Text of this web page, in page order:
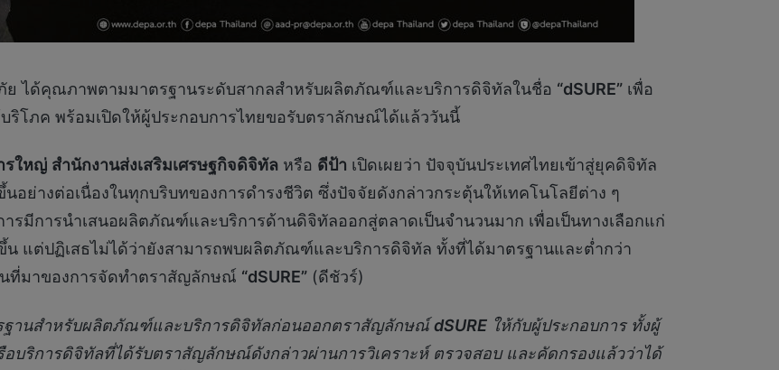
ได้คุณภาพตามมาตรฐานระดับสากลสำหรับผลิตภัณฑ์และบริการดิจิทัลในชื่อ “dSURE” เพื่อ
ริโภค พร้อมเปิดให้ผู้ประกอบการไทยขอรับตราลักษณ์ได้แล้ววันนี้
รใหญ่ สำนักงานส่งเสริมเศรษฐกิจดิจิทัล หรือ ดีป้า เปิดเผยว่า ปัจจุบันประเทศไทยเข้าสู่ยุคดิจิทัล
อย่างต่อเนื่องในทุกบริบทของการดำรงชีวิต ซึ่งปัจจัยดังกล่าวกระตุ้นให้เทคโนโลยีต่าง ๆ
รมีการนำเสนอผลิตภัณฑ์และบริการด้านดิจิทัลออกสู่ตลาดเป็นจำนวนมาก เพื่อเป็นทางเลือกแก่
แต่ปฏิเสธไม่ได้ว่ายังสามารถพบผลิตภัณฑ์และบริการดิจิทัล ทั้งที่ได้มาตรฐานและต่ำกว่า
ที่มาของการจัดทำตราสัญลักษณ์ “dSURE” (ดีชัวร์)
ฐานสำหรับผลิตภัณฑ์และบริการดิจิทัลก่อนออกตราสัญลักษณ์dSURE ให้กับผู้ประกอบการ ทั้งผู้
บริการดิจิทัลที่ได้รับตราสัญลักษณ์ดังกล่าวผ่านการวิเคราะห์ ตรวจสอบ และคัดกรองแล้วว่าได้